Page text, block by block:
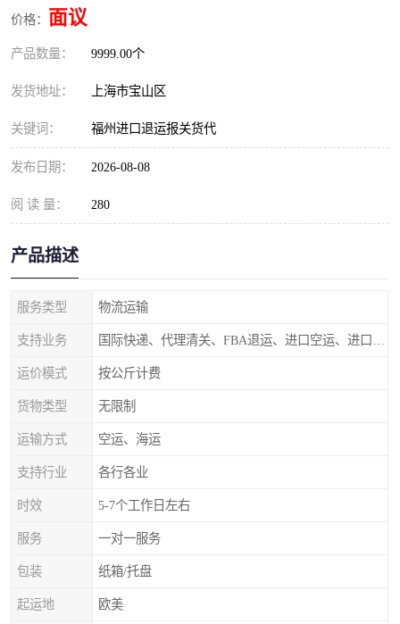
价格： 面议
产品数量： 9999.00个
发货地址： 上海市宝山区
关键词： 福州进口退运报关货代
发布日期： 2026-08-08
阅 读 量： 280
产品描述
服务类型 物流运输
支持业务
运价模式 按公斤计费
货物类型 无限制
运输方式 空运、海运
支持行业 各行各业
时效 5-7个工作日左右
服务 一对一服务
包装 纸箱/托盘
起运地 欧美